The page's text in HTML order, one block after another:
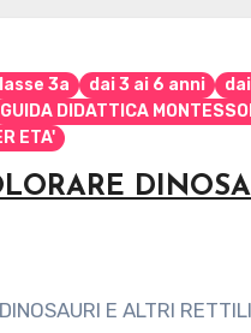
3a dai 3 ai 6 anni
GUIDA DIDATTICA
ETA'
DINOSAURI E ALTRI